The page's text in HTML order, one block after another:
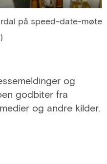
på speed-date-møte
og
godbiter fra
og andre kilder.